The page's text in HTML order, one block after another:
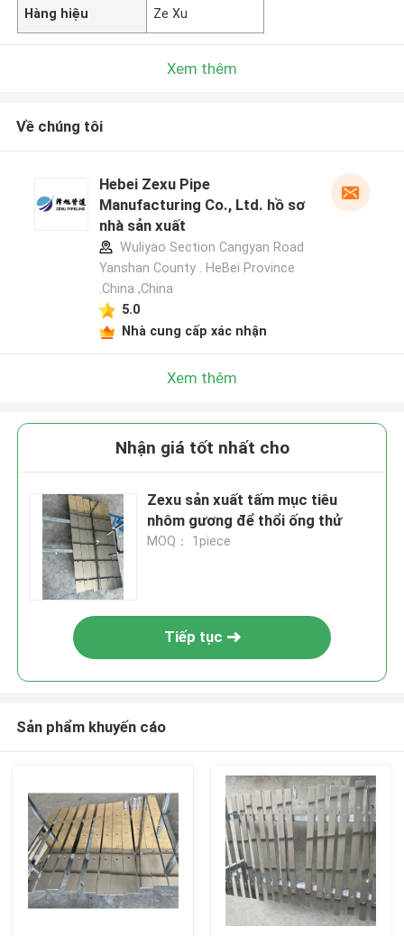
Hàng hiệu Ze Xu
Xem thêm
Về chúng tôi
Hebei Zexu Pipe
Manufacturing Co., Ltd. hồ sơ
nhà sản xuất
Wuliyao Section Cangyan Road
Yanshan County . HeBei Province
.China ,China
5.0
Nhà cung cấp xác nhận
Xem thêm
Nhận giá tốt nhất cho
Zexu sản xuất tấm mục tiêu
nhôm gương để thổi ống thử
MOQ： 1piece
Tiếp tục
Sản phẩm khuyến cáo